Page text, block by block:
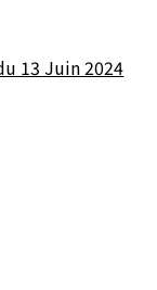
13 Juin 2024